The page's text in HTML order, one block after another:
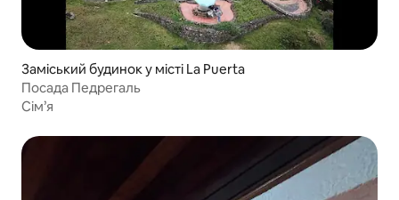
Заміський будинок у місті La Puerta
Посада Педрегаль
Сім’я